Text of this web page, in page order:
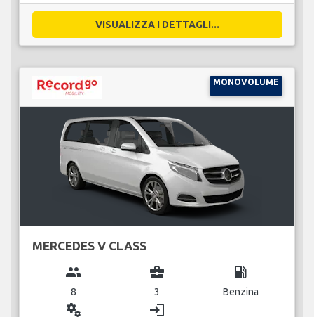
VISUALIZZA I DETTAGLI...
MONOVOLUME
MERCEDES V CLASS
group
8
business_center
3
local_gas_station
Benzina
miscellaneous_services login